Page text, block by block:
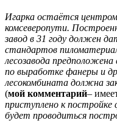
Игарка остаётся
комсеверопути.
завод в 31 году должен
стандартов
лесозавода
по выработке фанеры и
лесокомбината должна
(мой комментарий–
приступлено к
будет проводиться